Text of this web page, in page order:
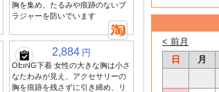
胸を集め、たるみや痕跡のないブ
ラジャーを防いでいます
2,884 円
OEING下着 女性の大きな胸は小さ
なたわみが見え、アクセサリーの
胸を痕跡を残さずに引き締め、リ
< 前月
日
月